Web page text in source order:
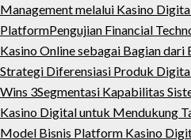
Management melalui Kasino
PlatformPengujian Financial
Kasino Online sebagai Bagian
Strategi Diferensiasi Produk
Wins 3Segmentasi Kapabilitas
Kasino Digital untuk Mendukung
Model Bisnis Platform Kasino